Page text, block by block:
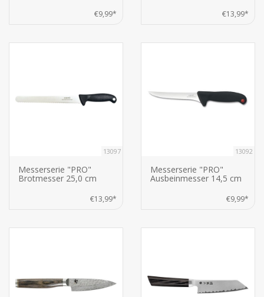
€9,99* €13,99*
13097
Messerserie "PRO"
Brotmesser 25,0 cm
€13,99*
13092
Messerserie "PRO"
Ausbeinmesser 14,5 cm
€9,99*